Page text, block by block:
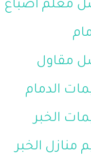
معلم اصباغ
مقاول
الدمام
الخبر
منازل الخبر